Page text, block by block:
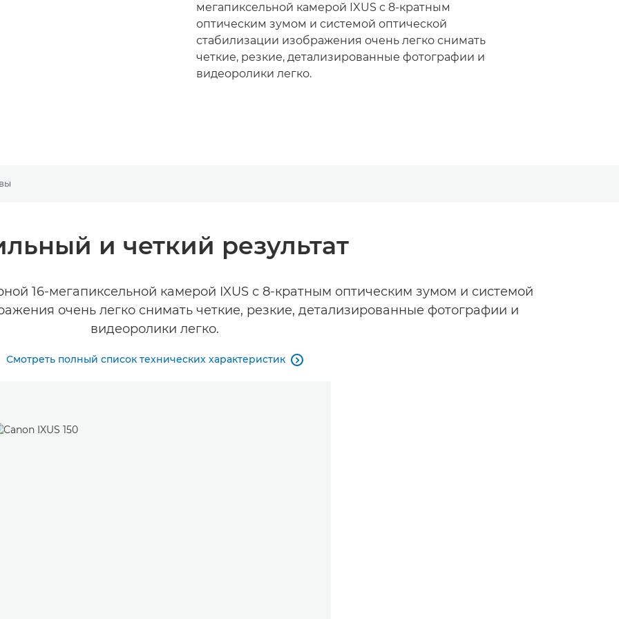
мегапиксельной камерой IXUS с 8-кратным
оптическим зумом и системой оптической
стабилизации изображения очень легко снимать
четкие, резкие, детализированные фотографии и
видеоролики легко.
и четкий результат
16-мегапиксельной камерой IXUS с 8-кратным оптическим зумом и системой
очень легко снимать четкие, резкие, детализированные фотографии и
видеоролики легко.
Смотреть полный список технических характеристик 